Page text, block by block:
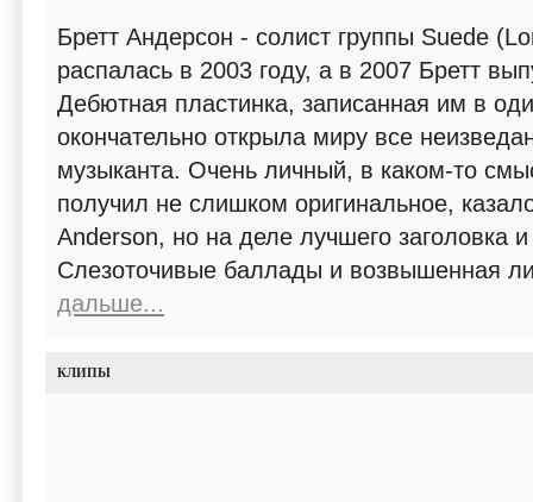
Бретт Андерсон - солист группы Suede
распалась в 2003 году, а в 2007 Бретт
Дебютная пластинка, записанная им в
окончательно открыла миру все
музыканта. Очень личный, в каком-то
получил не слишком оригинальное,
Anderson, но на деле лучшего заголовка
Слезоточивые баллады и возвышенная
дальше...
КЛИПЫ